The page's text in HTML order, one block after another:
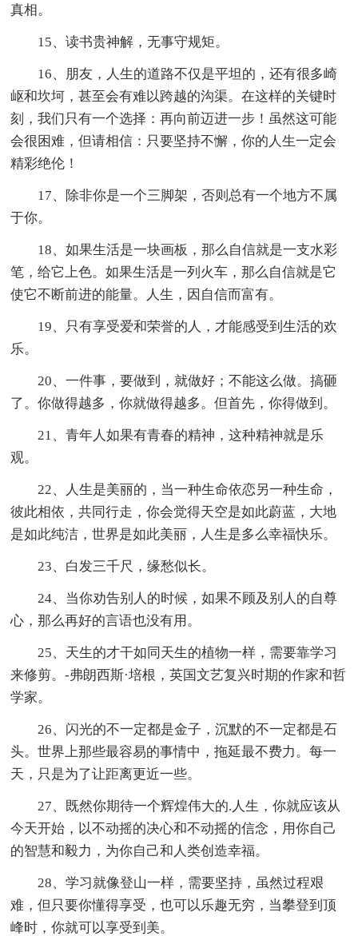
真相。
15、读书贵神解，无事守规矩。
16、朋友，人生的道路不仅是平坦的，还有很多崎
岖和坎坷，甚至会有难以跨越的沟渠。在这样的关键时
刻，我们只有一个选择：再向前迈进一步！虽然这可能
会很困难，但请相信：只要坚持不懈，你的人生一定会
精彩绝伦！
17、除非你是一个三脚架，否则总有一个地方不属
于你。
18、如果生活是一块画板，那么自信就是一支水彩
笔，给它上色。如果生活是一列火车，那么自信就是它
使它不断前进的能量。人生，因自信而富有。
19、只有享受爱和荣誉的人，才能感受到生活的欢
乐。
20、一件事，要做到，就做好；不能这么做。搞砸
了。你做得越多，你就做得越多。但首先，你得做到。
21、青年人如果有青春的精神，这种精神就是乐
观。
22、人生是美丽的，当一种生命依恋另一种生命，
彼此相依，共同行走，你会觉得天空是如此蔚蓝，大地
是如此纯洁，世界是如此美丽，人生是多么幸福快乐。
23、白发三千尺，缘愁似长。
24、当你劝告别人的时候，如果不顾及别人的自尊
心，那么再好的言语也没有用。
25、天生的才干如同天生的植物一样，需要靠学习
来修剪。-弗朗西斯·培根，英国文艺复兴时期的作家和哲
学家。
26、闪光的不一定都是金子，沉默的不一定都是石
头。世界上那些最容易的事情中，拖延最不费力。每一
天，只是为了让距离更近一些。
27、既然你期待一个辉煌伟大的.人生，你就应该从
今天开始，以不动摇的决心和不动摇的信念，用你自己
的智慧和毅力，为你自己和人类创造幸福。
28、学习就像登山一样，需要坚持，虽然过程艰
难，但只要你懂得享受，也可以乐趣无穷，当攀登到顶
峰时，你就可以享受到美。